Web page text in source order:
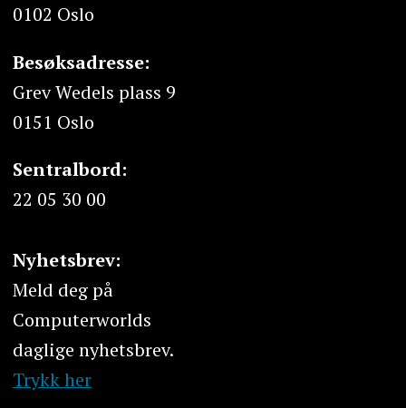
0102 Oslo
Besøksadresse:
Grev Wedels plass 9
0151 Oslo
Sentralbord:
22 05 30 00
Nyhetsbrev:
Meld deg på
Computerworlds
daglige nyhetsbrev.
Trykk her